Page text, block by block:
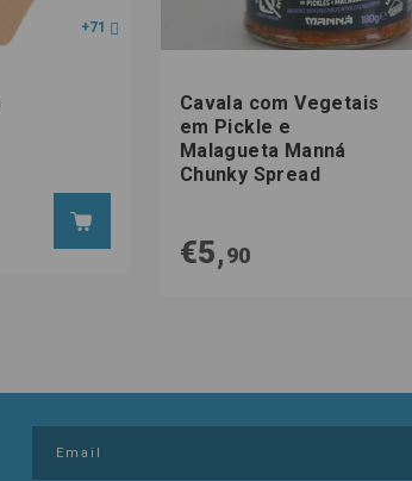
+71
Cavala com Vegetais
em Pickle e
Malagueta Manná
Chunky Spread
€5,90